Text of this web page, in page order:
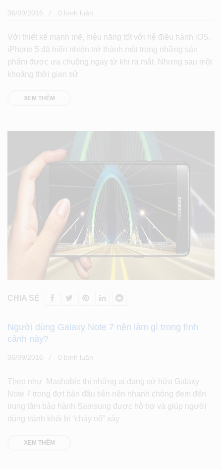
06/09/2016 0 bình luân
Với thiết kế mạnh mẽ, hiệu năng tốt với hệ điều hành iOS,
iPhone 5 đã hiển nhiên trở thành một trong những sản
phẩm được ưa chuộng ngay từ khi ra mắt. Nhưng sau một
khoảng thời gian sử
XEM THÊM
CHIA SẺ
Người dùng Galaxy Note 7 nên làm gì trong tình
cảnh này?
06/09/2016 0 bình luân
Theo như Mashable thì những ai đang sở hữa Galaxy
Note 7 trong đợt bán đầu tiên nên nhanh chóng đem đến
trung tâm bảo hành Samsung được hỗ trợ và giúp người
dùng tránh khỏi bị “cháy nổ” xảy
XEM THÊM